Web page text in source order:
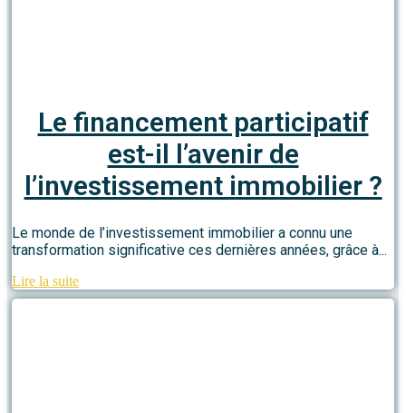
Le financement participatif
est-il l’avenir de
l’investissement immobilier ?
Le monde de l’investissement immobilier a connu une
transformation significative ces dernières années, grâce à...
Lire la suite